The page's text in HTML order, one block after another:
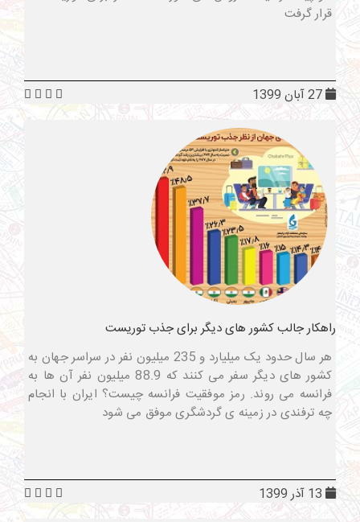
قرار گرفت
راهکار جالب کشور های دیگر برای جذب توریست
هر سال حدود یک میلیارد و 235 میلیون نفر در سراسر جهان به
کشور های دیگر سفر می کنند که 88.9 میلیون نفر آن ها به
فرانسه می روند. رمز موفقیت فرانسه چیست؟ ایران با انجام
چه ترفندی در زمینه ی گردشگری موفق می شود